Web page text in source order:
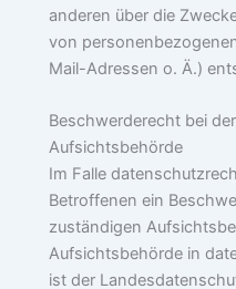
anderen über die
von
Mail-Adressen o. Ä.)
Beschwerderecht bei
Aufsichtsbehörde
Im Falle
Betroffenen ein
zuständigen
Aufsichtsbehörde in
ist der